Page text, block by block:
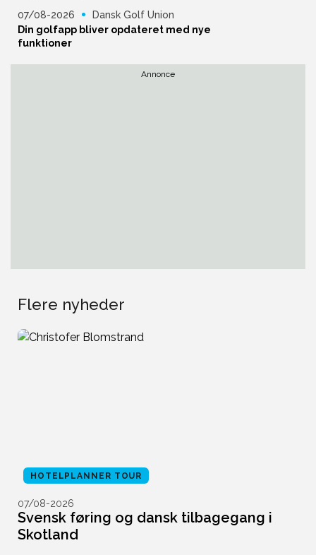
07/08-2026
Dansk Golf Union
Din golfapp bliver opdateret med nye
funktioner
Annonce
Flere nyheder
HOTELPLANNER TOUR
07/08-2026
Svensk føring og dansk tilbagegang i
Skotland